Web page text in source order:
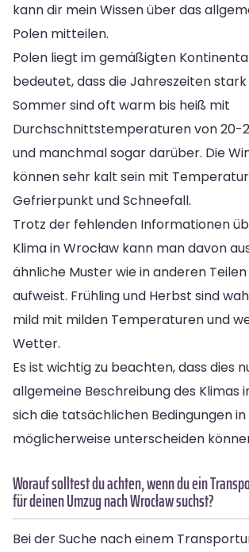
kann dir mein Wissen über das
Polen mitteilen.
Polen liegt im gemäßigten
bedeutet, dass die Jahreszeiten
Sommer sind oft warm bis heiß mit
Durchschnittstemperaturen von 20-
und manchmal sogar darüber. Die
können sehr kalt sein mit
Gefrierpunkt und Schneefall.
Trotz der fehlenden Informationen
Klima in Wrocław kann man davon
ähnliche Muster wie in anderen Teilen
aufweist. Frühling und Herbst sind
mild mit milden Temperaturen und
Wetter.
Es ist wichtig zu beachten, dass dies
allgemeine Beschreibung des Klimas
sich die tatsächlichen Bedingungen in
möglicherweise unterscheiden
Worauf solltest du achten, wenn du ein
für deinen Umzug nach Wrocław suchst?
Bei der Suche nach einem